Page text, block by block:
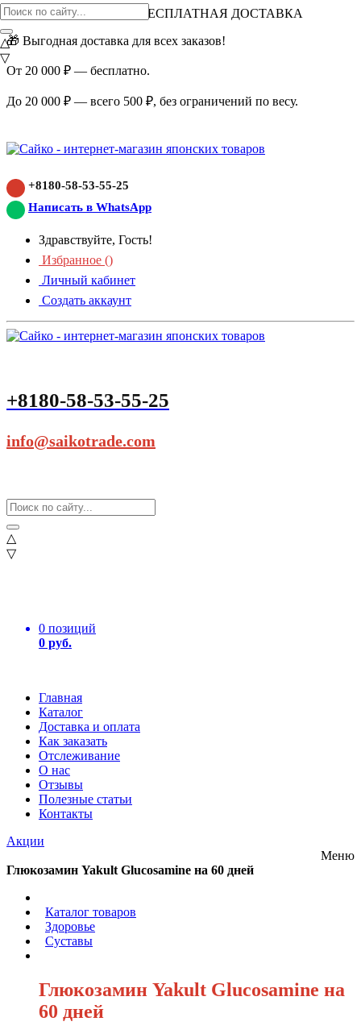
ВНИМАНИЕ АКЦИЯ!
БЕСПЛАТНАЯ ДОСТАВКА
🎁 Выгодная доставка для всех заказов!
От 20 000 ₽ — бесплатно.
До 20 000 ₽ — всего 500 ₽, без ограничений по весу.
+8180-58-53-55-25
Написать в WhatsApp
Здравствуйте, Гость!
Избранное ()
Личный кабинет
Создать аккаунт
+8180-58-53-55-25
info@saikotrade.com
△
▽
0 позиций
0 руб.
Главная
Каталог
Доставка и оплата
Как заказать
Отслеживание
О нас
Отзывы
Полезные статьи
Контакты
Акции
△
▽
Меню
Глюкозамин Yakult Glucosamine на 60 дней
Каталог товаров
Здоровье
Суставы
Глюкозамин Yakult Glucosamine на
60 дней